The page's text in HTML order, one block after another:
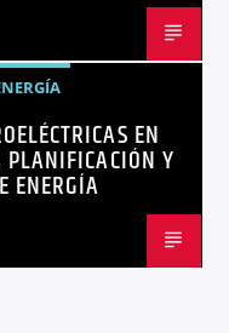
EN
PLANIFICACIÓN Y
ENERGÍA